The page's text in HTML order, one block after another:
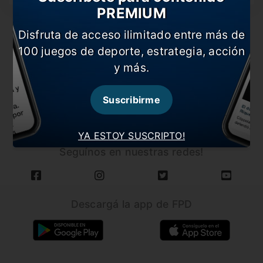
CARGAR MÁS NOTICIAS
Seguínos en nuestras redes!
YA ESTOY SUSCRIPTO!
PREMIUM
Disfruta de acceso ilimitado entre más de
100 juegos de deporte, estrategia, acción
y más.
Suscribirme